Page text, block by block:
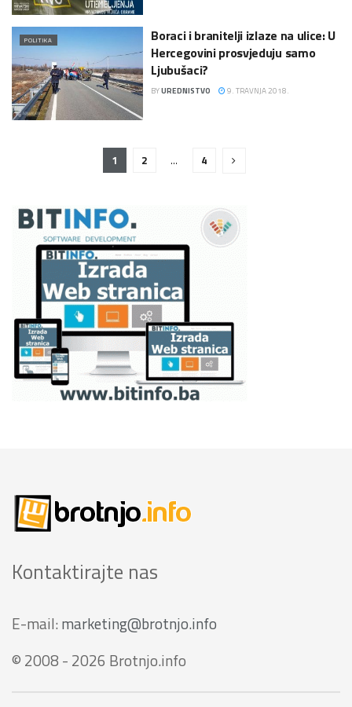
POLITIKA
Boraci i branitelji izlaze na ulice: U
Hercegovini prosvjeduju samo
Ljubušaci?
BYUREDNISTVO 9. TRAVNJA 2018.
1 2 … 4
Kontaktirajte nas
E-mail: marketing@brotnjo.info
© 2008 - 2026 Brotnjo.info